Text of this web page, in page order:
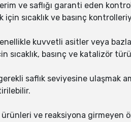
ve saflığı garanti eden
sıcaklık ve basınç
kuvvetli asitler veya
sıcaklık, basınç ve katalizör
saflık seviyesine ulaşmak
ve reaksiyona girmeyen